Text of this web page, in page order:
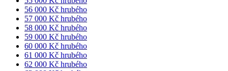
56 000 Kč hrubého
57 000 Kč hrubého
58 000 Kč hrubého
59 000 Kč hrubého
60 000 Kč hrubého
61 000 Kč hrubého
62 000 Kč hrubého